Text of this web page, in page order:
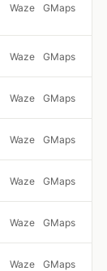
Waze GMaps
Waze GMaps
Waze GMaps
Waze GMaps
Waze GMaps
Waze GMaps
Waze GMaps